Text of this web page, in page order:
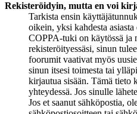
Rekisteröidyin, mutta en voi
Tarkista ensin
oikein, yksi kahdesta asiasta
COPPA-tuki on käytössä ja
rekisteröityessäsi, sinun
foorumit vaativat myös
sinun itsesi toimesta tai
kirjautua sisään. Tämä tieto
yhteydessä. Jos sinulle
Jos et saanut sähköpostia,